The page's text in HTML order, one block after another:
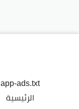
app-ads.txt
الرئيسية